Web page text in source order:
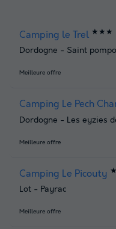
Camping le Trel ★★★
Dordogne - Saint
Meilleure offre
Camping Le Pech
Dordogne - Les eyzies
Meilleure offre
Camping Le Picouty
Lot - Payrac
Meilleure offre